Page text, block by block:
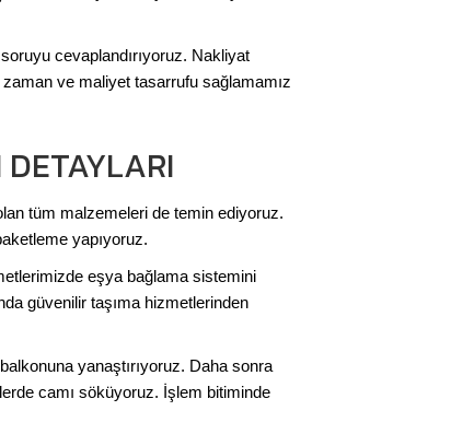
cevaplandırıyoruz. Nakliyat
ve maliyet tasarrufu sağlamamız
tüm malzemeleri de temin ediyoruz.
yapıyoruz.
eşya bağlama sistemini
güvenilir taşıma hizmetlerinden
yanaştırıyoruz. Daha sonra
camı söküyoruz. İşlem bitiminde